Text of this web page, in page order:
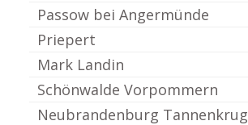
Passow bei Angermünde
Priepert
Mark Landin
Schönwalde Vorpommern
Neubrandenburg Tannenkrug